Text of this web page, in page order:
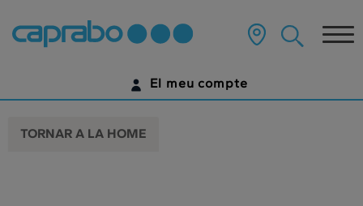
contingut
pàgina
El meu compte
TORNAR A LA HOME